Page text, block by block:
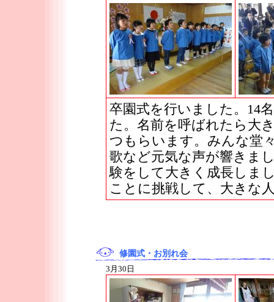
卒園式を行いました。14
た。名前を呼ばれたら大
つもらいます。みんな堂
歌など元気な声が響きま
験をして大きく成長しま
ことに挑戦して、大きな
修園式・お別れ会
3月30日